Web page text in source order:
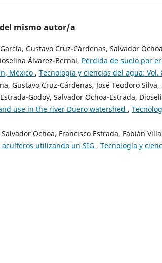
mismo autor/a
Gustavo Cruz-Cárdenas, Salvador
Ãlvarez-Bernal, Pérdida de suelo por
México , Tecnología y ciencias del agua:
Gustavo Cruz-Cárdenas, José Teodoro
Godoy, Salvador Ochoa-Estrada,
use in the river Duero watershed ,
Salvador Ochoa, Francisco Estrada, Fabián
utilizando un SIG , Tecnología y